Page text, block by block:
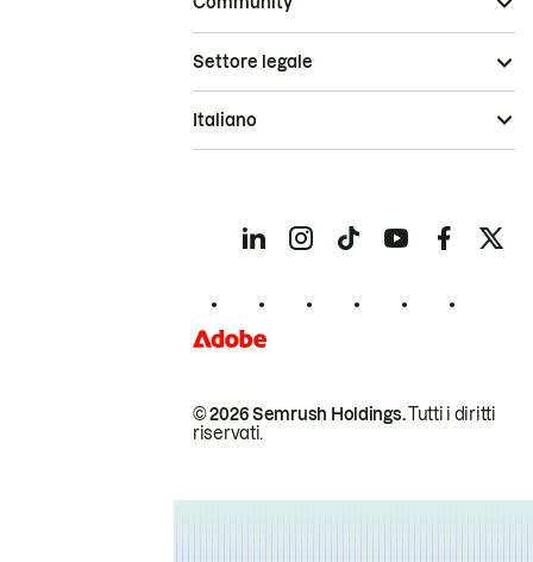
© 2026 Semrush Holdings.Tutti i diritti
riservati.
Settore legale
Italiano